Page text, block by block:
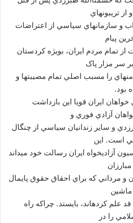
تريبونهاي
و سازمانهاي سياسي از اعتراضات
پيام
تمام مردم ايران، بويژه کردستان
سر مزار پاک
را مسبب اصلي تمام مصيبتها و
بود.
ايران قويا اين بازداشت
آزادي فوري و
و ساير زندانيان سياسي از چنگال
است. اين
آزاديخواه ايران رسالت خود ميداند
و مرداني که براي احقاق حقوق پايمال
کردهاند، بايستد. چراکه راه
را در